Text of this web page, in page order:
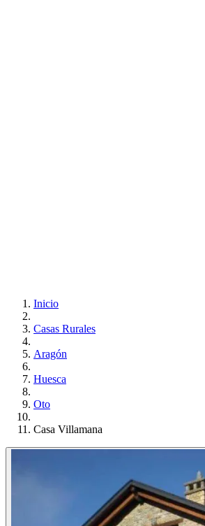
Inicio
Casas Rurales
Aragón
Huesca
Oto
Casa Villamana